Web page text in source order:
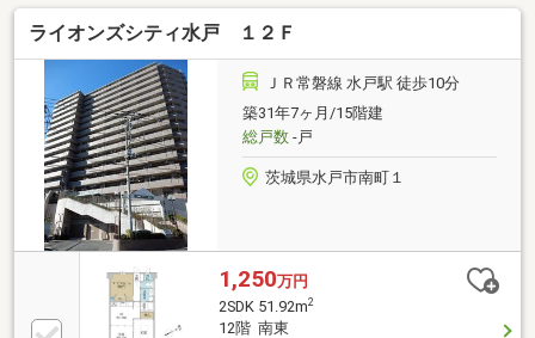
で快適なマンションライフを。■二方向からの光にあ
ふれ、バルコニーもL型になっているため充実の間取
りです。☆専用庭があり、落ち着いた景観の雰囲気の
よい住空間となります。☆水戸駅まで徒歩９分の立地
です。☆利便性重視、自由に部屋を仕切ってお好みの
部屋を作りたいお客様にも。※室内の家具は実際に設
置しておりますが、サンプルのためお渡しできませ
ん。
ライオンズシティ水戸 １２Ｆ
ＪＲ常磐線 水戸駅 徒歩10分
築31年7ヶ月/15階建
総戸数-戸
茨城県水戸市南町１
1,250万円
2SDK 51.92m2
12階 南東